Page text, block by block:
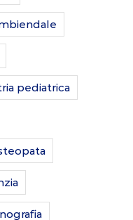
pediatrica